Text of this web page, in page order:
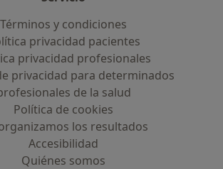
Términos y condiciones
privacidad pacientes
privacidad profesionales
privacidad para determinados
de la salud
Política de cookies
los resultados
Accesibilidad
Quiénes somos